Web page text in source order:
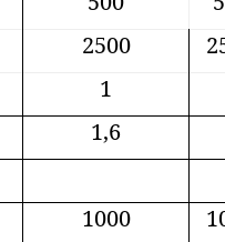
2500
1
1,6
1000